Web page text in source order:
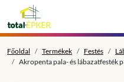
Főoldal Termékek Festés
Akropenta pala- és lábazatfesték